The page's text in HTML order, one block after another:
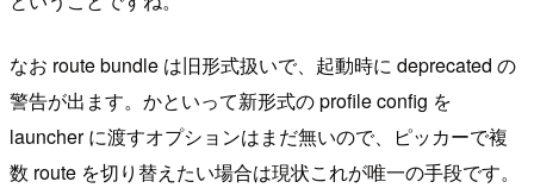
なお route bundle は旧形式扱いで、起動時に deprecated の
警告が出ます。かといって新形式の profile config を
launcher に渡すオプションはまだ無いので、ピッカーで複
数 route を切り替えたい場合は現状これが唯一の手段です。